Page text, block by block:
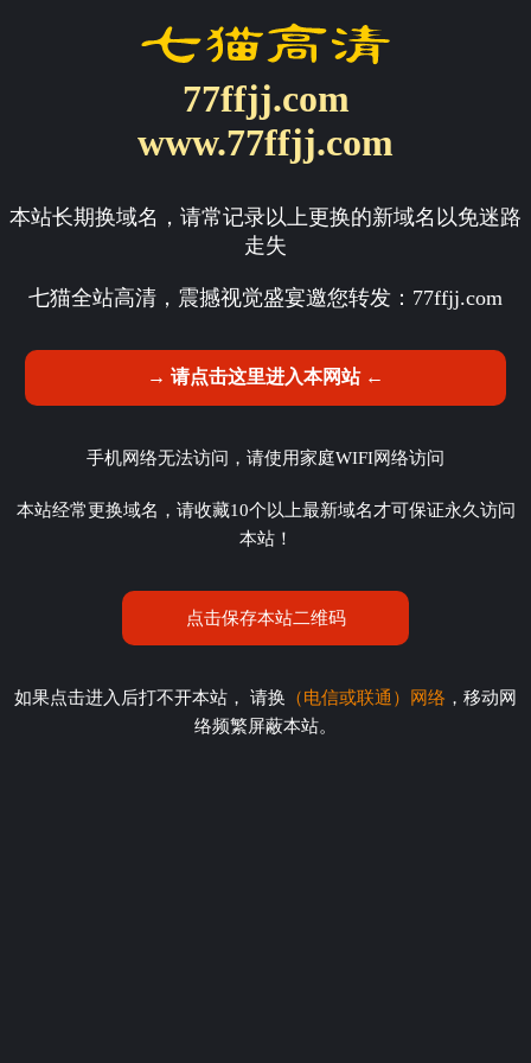
77ffjj.com
www.77ffjj.com
本站长期换域名，请常记录以上更换的新域名以免迷路
走失
七猫全站高清，震撼视觉盛宴邀您转发： 77ffjj.com
→ 请点击这里进入本网站 ←
手机网络无法访问，请使用家庭WIFI网络访问
本站经常更换域名，请收藏10个以上最新域名才可保证永久访问
本站！
点击保存本站二维码
如果点击进入后打不开本站， 请换 （电信或联通）网络 ，移动网
络频繁屏蔽本站。